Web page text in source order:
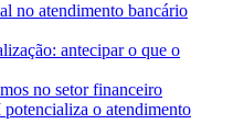
no atendimento bancário
antecipar o que o
no setor financeiro
o atendimento